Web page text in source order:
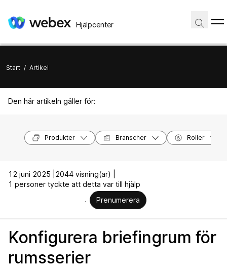
Hjälpcenter
Start / Artikel
Den här artikeln gäller för:
Produkter Branscher Roller
12 juni 2025 |
2044 visning(ar) |
1 personer tyckte att detta var till hjälp
Prenumerera
Konfigurera briefingrum för
rumsserier